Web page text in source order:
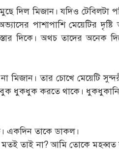
দিল মিজান। যদিও টেবিলটা
পাশাপাশি মেয়েটির দৃষ্টি
দিকে। অথচ তাদের অনেক
মিজান। তার চোখে মেয়েটি
ধুকধুক করতে থাকে।
একদিন তাকে ডাকল।
তাই না? আমি তোকে মহব্বত